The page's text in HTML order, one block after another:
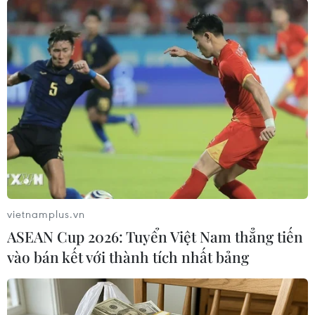
Nga cũng khẳng định các cáo buộc cho rằng
chính quyền Damascus sử dụng vũ khí hóa học
là không có cơ sở và những vụ việc này do phe
đối lập dàn dựng Tổng thống Assad khẳng định
bất kỳ hành động nào của các nước phương Tây
đối với Syria sẽ khiến tình hình khu vực bất ổn
hơn./.
(TTXVN/Vietnam+)
vietnamplus.vn
ASEAN Cup 2026: Tuyển Việt Nam thẳng tiến
vào bán kết với thành tích nhất bảng